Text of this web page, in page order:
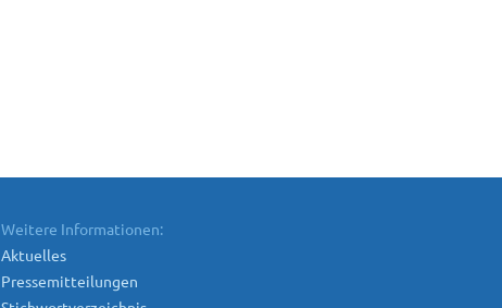
Weitere Informationen:
Aktuelles
Pressemitteilungen